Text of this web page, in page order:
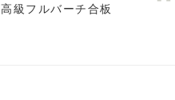
高級フルバーチ合板